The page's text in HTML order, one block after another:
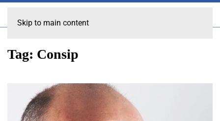
Skip to main content
Tag: Consip